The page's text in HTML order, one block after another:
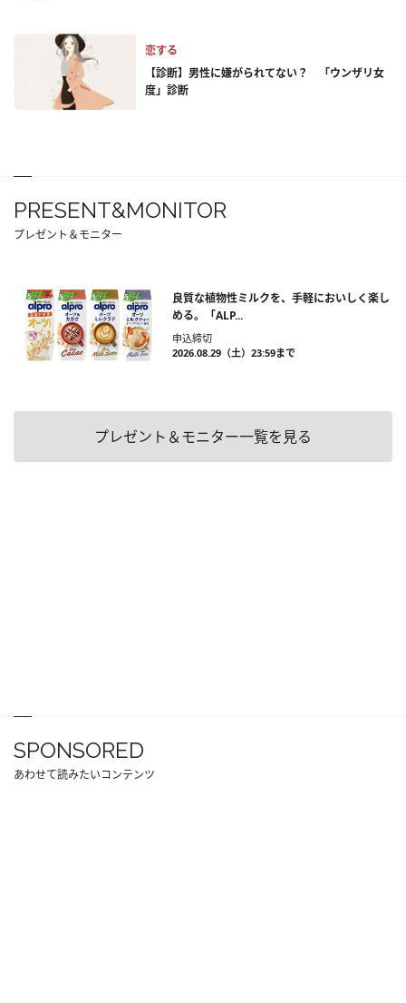
恋する
【診断】男性に嫌がられてない？ 「ウンザリ女
度」診断
PRESENT&MONITOR
プレゼント＆モニター
良質な植物性ミルクを、手軽においしく楽し
める。「ALP...
申込締切
2026.08.29（土）23:59まで
プレゼント＆モニター一覧を見る
SPONSORED
あわせて読みたいコンテンツ